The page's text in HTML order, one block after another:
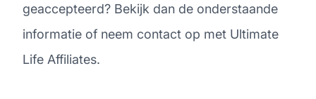
geaccepteerd? Bekijk dan de onderstaande
informatie of neem contact op met Ultimate
Life Affiliates.